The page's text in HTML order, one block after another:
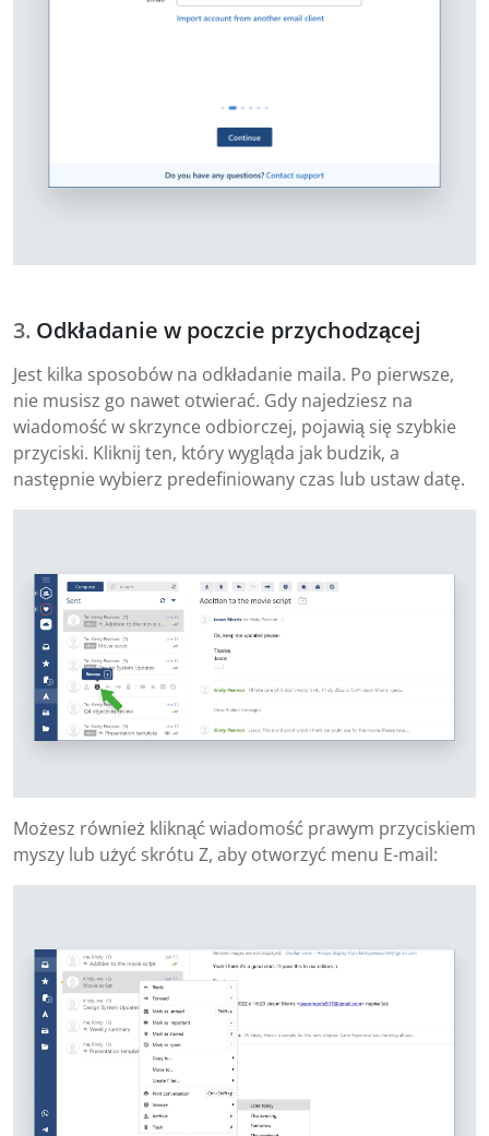
Odkładanie w poczcie przychodzącej
Jest kilka sposobów na odkładanie maila. Po pierwsze,
nie musisz go nawet otwierać. Gdy najedziesz na
wiadomość w skrzynce odbiorczej, pojawią się szybkie
przyciski. Kliknij ten, który wygląda jak budzik, a
następnie wybierz predefiniowany czas lub ustaw datę.
Możesz również kliknąć wiadomość prawym przyciskiem
myszy lub użyć skrótu Z, aby otworzyć menu E-mail: